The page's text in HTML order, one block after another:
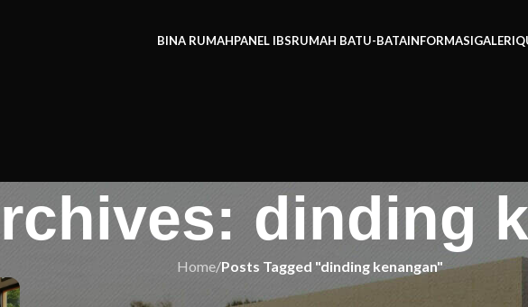
BINA RUMAHPANEL IBSRUMAH BATU-BATAINFORMASIGALERI
dinding
Home/Posts Tagged "dinding kenangan"